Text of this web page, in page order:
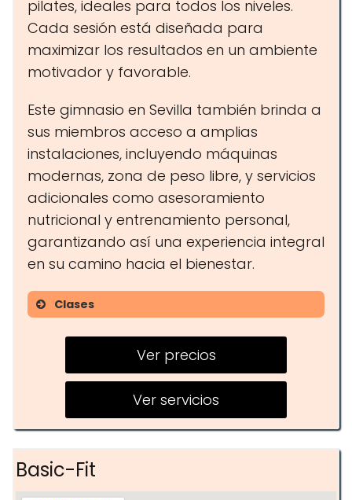
pilates, ideales para todos los niveles.
Cada sesión está diseñada para
maximizar los resultados en un ambiente
motivador y favorable.
Este gimnasio en Sevilla también brinda a
sus miembros acceso a amplias
instalaciones, incluyendo máquinas
modernas, zona de peso libre, y servicios
adicionales como asesoramiento
nutricional y entrenamiento personal,
garantizando así una experiencia integral
en su camino hacia el bienestar.
Clases
Entrenamiento funcional
Pilates
Ver precios
Ver servicios
Basic-Fit